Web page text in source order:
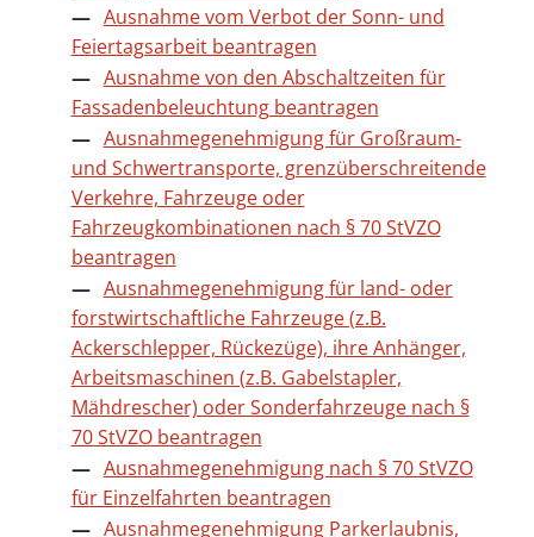
Ausnahme vom Verbot der Sonn- und
Feiertagsarbeit beantragen
Ausnahme von den Abschaltzeiten für
Fassadenbeleuchtung beantragen
Ausnahmegenehmigung für Großraum-
und Schwertransporte, grenzüberschreitende
Verkehre, Fahrzeuge oder
Fahrzeugkombinationen nach § 70 StVZO
beantragen
Ausnahmegenehmigung für land- oder
forstwirtschaftliche Fahrzeuge (z.B.
Ackerschlepper, Rückezüge), ihre Anhänger,
Arbeitsmaschinen (z.B. Gabelstapler,
Mähdrescher) oder Sonderfahrzeuge nach §
70 StVZO beantragen
Ausnahmegenehmigung nach § 70 StVZO
für Einzelfahrten beantragen
Ausnahmegenehmigung Parkerlaubnis,